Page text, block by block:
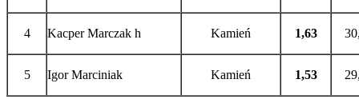
4 Kacper Marczak h Kamień 1,63
5 Igor Marciniak Kamień 1,53